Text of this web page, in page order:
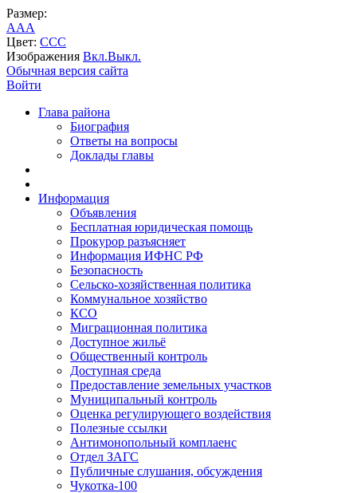
Размер:
AAA
Цвет: CCC
Изображения Вкл.Выкл.
Обычная версия сайта
Войти
Глава района
Биография
Ответы на вопросы
Доклады главы
Информация
Объявления
Бесплатная юридическая помощь
Прокурор разъясняет
Информация ИФНС РФ
Безопасность
Сельско-хозяйственная политика
Коммунальное хозяйство
КСО
Миграционная политика
Доступное жильё
Общественный контроль
Доступная среда
Предоставление земельных участков
Муниципальный контроль
Оценка регулирующего воздействия
Полезные ссылки
Антимонопольный комплаенс
Отдел ЗАГС
Публичные слушания, обсуждения
Чукотка-100